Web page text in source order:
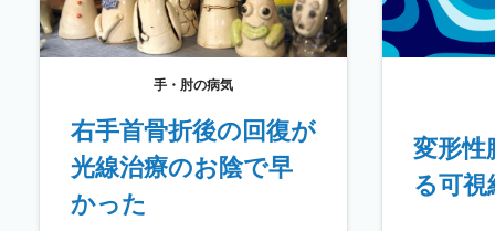
手・肘の病気
右手首骨折後の回復が
光線治療のお陰で早
かった
変形性
る可視